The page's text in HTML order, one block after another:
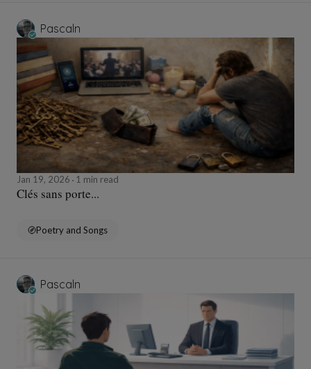
Pascaln
Jan 19, 2026 1 min read
Clés sans porte...
Poetry and Songs
Pascaln